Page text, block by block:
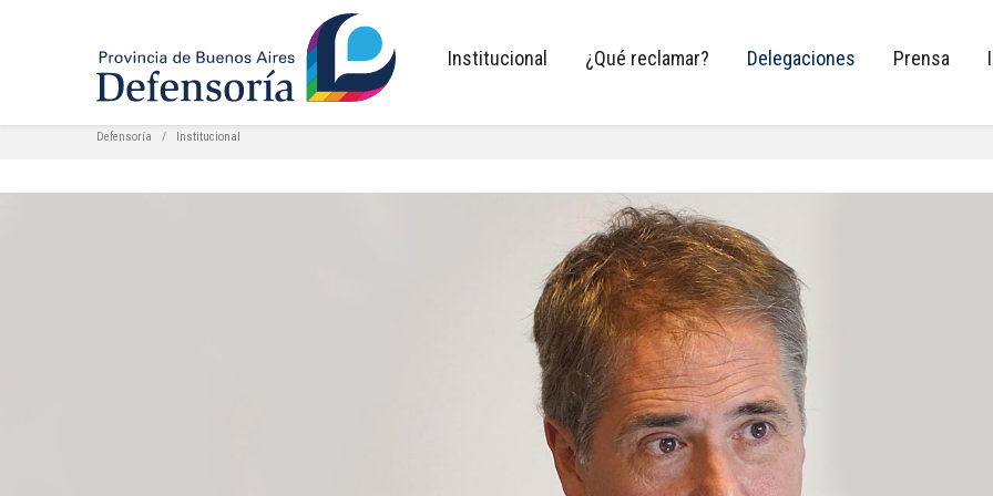
Institucional ¿Qué reclamar? Delegaciones Prensa
Defensoría Institucional